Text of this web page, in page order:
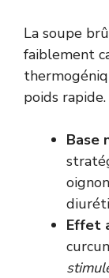
La soupe
faiblement
poids rapide.
Base
Effet